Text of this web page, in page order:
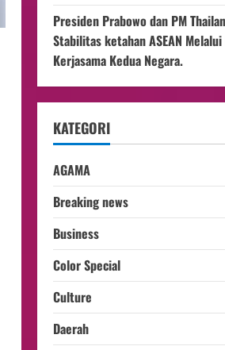
Presiden Prabowo dan PM
Stabilitas ketahan ASEAN
Kerjasama Kedua Negara.
KATEGORI
AGAMA
Breaking news
Business
Color Special
Culture
Daerah